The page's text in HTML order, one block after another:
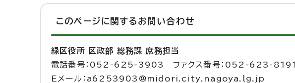
このページに関する お問い合わせ
緑区役所 区政部 総務課 庶務担当
電話番号：052-625-3903 ファクス番号：052-623-8191
Eメール：a6253903@midori.city.nagoya.lg.jp